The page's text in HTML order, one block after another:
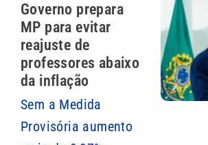
Governo prepara
MP para evitar
reajuste de
professores abaixo
da inflação
Sem a Medida
Provisória aumento